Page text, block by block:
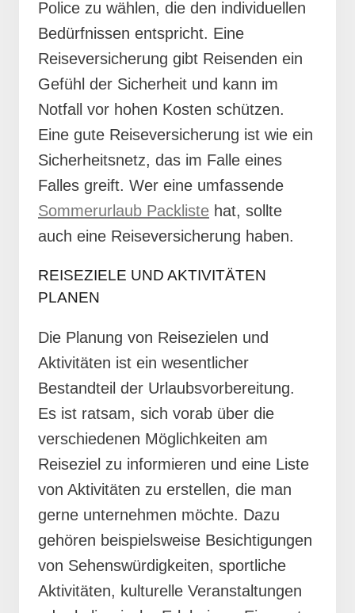
Police zu wählen, die den individuellen
Bedürfnissen entspricht. Eine
Reiseversicherung gibt Reisenden ein
Gefühl der Sicherheit und kann im
Notfall vor hohen Kosten schützen.
Eine gute Reiseversicherung ist wie ein
Sicherheitsnetz, das im Falle eines
Falles greift. Wer eine umfassende
Sommerurlaub Packliste hat, sollte
auch eine Reiseversicherung haben.
REISEZIELE UND AKTIVITÄTEN
PLANEN
Die Planung von Reisezielen und
Aktivitäten ist ein wesentlicher
Bestandteil der Urlaubsvorbereitung.
Es ist ratsam, sich vorab über die
verschiedenen Möglichkeiten am
Reiseziel zu informieren und eine Liste
von Aktivitäten zu erstellen, die man
gerne unternehmen möchte. Dazu
gehören beispielsweise Besichtigungen
von Sehenswürdigkeiten, sportliche
Aktivitäten, kulturelle Veranstaltungen